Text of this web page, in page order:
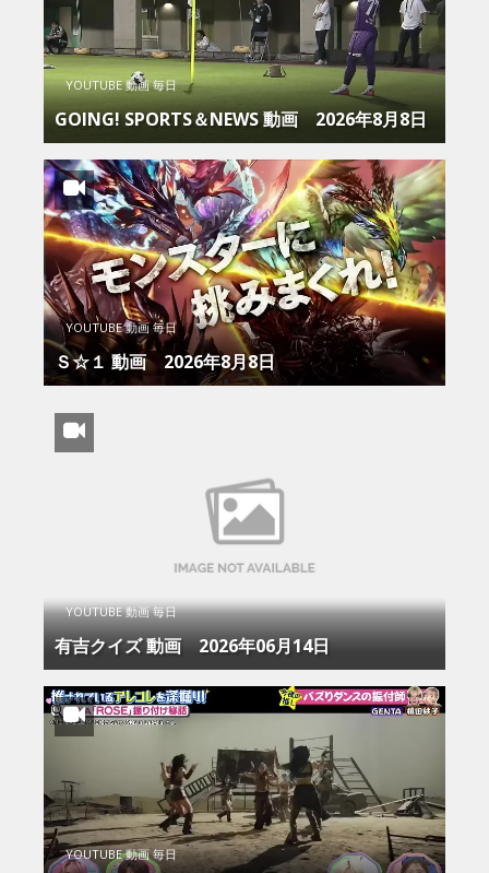
YOUTUBE 動画 毎日
GOING! SPORTS＆NEWS 動画 2026年8月8日
YOUTUBE 動画 毎日
Ｓ☆１ 動画 2026年8月8日
YOUTUBE 動画 毎日
有吉クイズ 動画 2026年06月14日
YOUTUBE 動画 毎日